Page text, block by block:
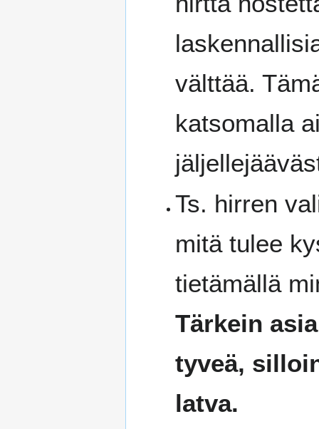
välttää.
katsomalla
Ts. hirren
mitä tulee
tietämällä
Tärkein
tyveä,
latva.